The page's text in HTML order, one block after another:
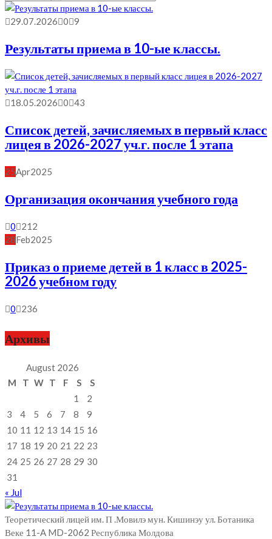
Рубрику
29.07.2026 0 9
Результаты приема в 10-ые классы.
18.05.2026 0 43
Список детей, зачисляемых в первый класс
лицея в 2026-2027 уч.г. после 1 этапа
25Apr2025
Организация окончания учебного года
0
212
28Feb2025
Приказ о приеме детей в 1 класс в 2025-
2026 учебном году
0 236
Архивы
August 2026
M
T W T F S
S
1
2
3
4 5 6 7 8
9
10 11 12 13 14 15 16
17 18 19 20 21 22 23
24 25 26 27 28 29 30
31
« Jul
Теоретический лицей им. П .Мовилэ мун. Кишинэу ул. Ботаника
Веке 11-A MD-2062 Республика Молдова